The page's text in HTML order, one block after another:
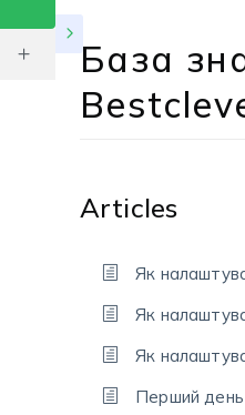
База
Articles
Як
Як
Як
Перший